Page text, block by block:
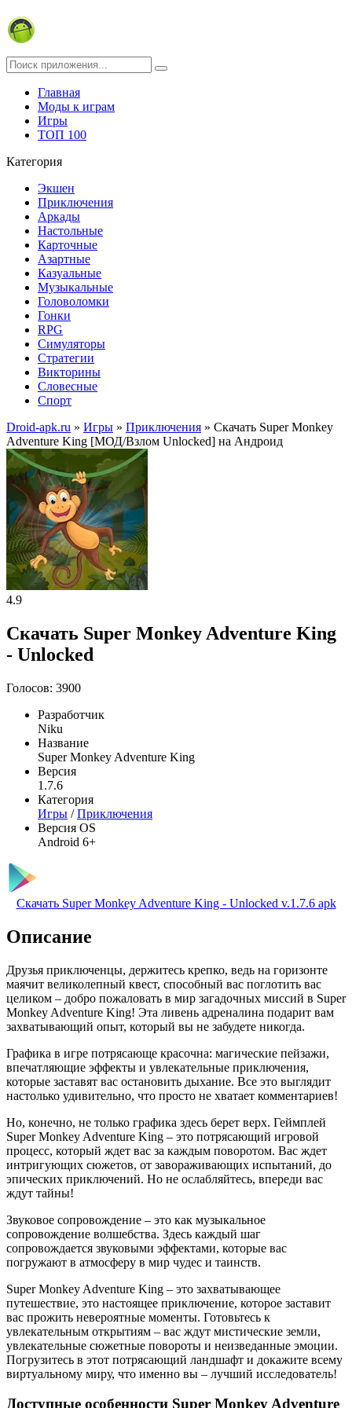
Главная
Моды к играм
Игры
ТОП 100
Категория
Экшен
Приключения
Аркады
Настольные
Карточные
Азартные
Казуальные
Музыкальные
Головоломки
Гонки
RPG
Симуляторы
Стратегии
Викторины
Словесные
Спорт
Droid-apk.ru » Игры » Приключения » Скачать Super Monkey
Adventure King [МОД/Взлом Unlocked] на Андроид
4.9
Скачать Super Monkey Adventure King
- Unlocked
Голосов: 3900
Разработчик
Niku
Название
Super Monkey Adventure King
Версия
1.7.6
Категория
Игры /Приключения
Версия OS
Android 6+
Скачать Super Monkey Adventure King - Unlocked v.1.7.6 apk
Описание
Друзья приключенцы, держитесь крепко, ведь на горизонте
маячит великолепный квест, способный вас поглотить вас
целиком – добро пожаловать в мир загадочных миссий в Super
Monkey Adventure King! Эта ливень адреналина подарит вам
захватывающий опыт, который вы не забудете никогда.
Графика в игре потрясающе красочна: магические пейзажи,
впечатляющие эффекты и увлекательные приключения,
которые заставят вас остановить дыхание. Все это выглядит
настолько удивительно, что просто не хватает комментариев!
Но, конечно, не только графика здесь берет верх. Геймплей
Super Monkey Adventure King – это потрясающий игровой
процесс, который ждет вас за каждым поворотом. Вас ждет
интригующих сюжетов, от завораживающих испытаний, до
эпических приключений. Но не ослабляйтесь, впереди вас
ждут тайны!
Звуковое сопровождение – это как музыкальное
сопровождение волшебства. Здесь каждый шаг
сопровождается звуковыми эффектами, которые вас
погружают в атмосферу в мир чудес и таинств.
Super Monkey Adventure King – это захватывающее
путешествие, это настоящее приключение, которое заставит
вас прожить невероятные моменты. Готовьтесь к
увлекательным открытиям – вас ждут мистические земли,
увлекательные сюжетные повороты и неизведанные эмоции.
Погрузитесь в этот потрясающий ландшафт и докажите всему
виртуальному миру, что именно вы – лучший исследователь!
Доступные особенности Super Monkey Adventure